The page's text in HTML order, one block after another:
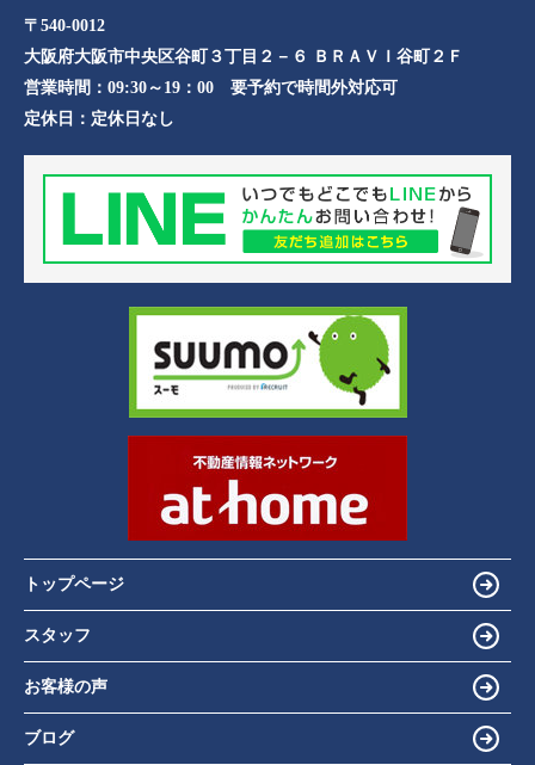
〒540-0012
大阪府大阪市中央区谷町３丁目２－６ ＢＲＡＶＩ谷町２Ｆ
営業時間： 09:30～19：00 要予約で時間外対応可
定休日： 定休日なし
トップページ
スタッフ
お客様の声
ブログ